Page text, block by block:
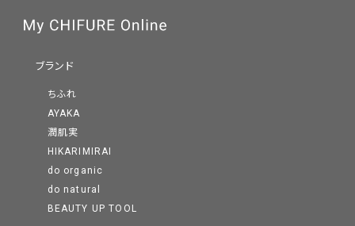
ブランド
ちふれ
AYAKA
潤肌実
HIKARIMIRAI
do organic
do natural
BEAUTY UP TOOL